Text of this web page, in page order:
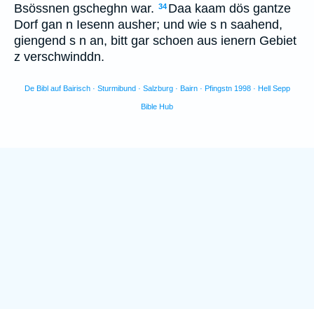
Bsössnen gscheghn war. 34 Daa kaam dös gantze
Dorf gan n Iesenn ausher; und wie s n saahend,
giengend s n an, bitt gar schoen aus ienern Gebiet
z verschwinddn.
De Bibl auf Bairisch · Sturmibund · Salzburg · Bairn · Pfingstn 1998 · Hell Sepp
Bible Hub